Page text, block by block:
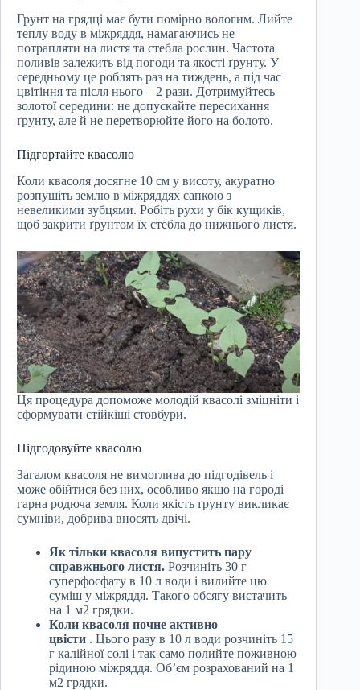
Грунт на грядці має бути помірно вологим. Лийте
теплу воду в міжряддя, намагаючись не
потрапляти на листя та стебла рослин. Частота
поливів залежить від погоди та якості ґрунту. У
середньому це роблять раз на тиждень, а під час
цвітіння та після нього – 2 рази. Дотримуйтесь
золотої середини: не допускайте пересихання
ґрунту, але й не перетворюйте його на болото.
Підгортайте квасолю
Коли квасоля досягне 10 см у висоту, акуратно
розпушіть землю в міжряддях сапкою з
невеликими зубцями. Робіть рухи у бік кущиків,
щоб закрити ґрунтом їх стебла до нижнього листя.
Ця процедура допоможе молодій квасолі зміцніти і
сформувати стійкіші стовбури.
Підгодовуйте квасолю
Загалом квасоля не вимоглива до підгодівель і
може обійтися без них, особливо якщо на городі
гарна родюча земля. Коли якість ґрунту викликає
сумніви, добрива вносять двічі.
Як тільки квасоля випустить пару
справжнього листя. Розчиніть 30 г
суперфосфату в 10 л води і вилийте цю
суміш у міжряддя. Такого обсягу вистачить
на 1 м2 грядки.
Коли квасоля почне активно
цвісти . Цього разу в 10 л води розчиніть 15
г калійної солі і так само полийте поживною
рідиною міжряддя. Об’єм розрахований на 1
м2 грядки.